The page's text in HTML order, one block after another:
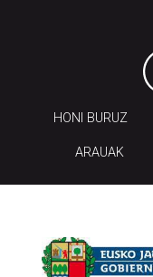
HONI BURUZ
ARAUAK